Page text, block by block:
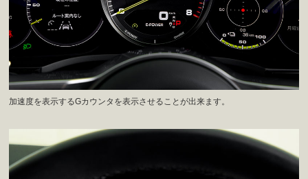
加速度を表示するGカウンタを表示させることが出来ます。